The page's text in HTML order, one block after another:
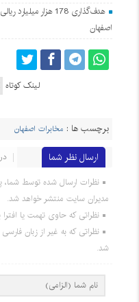
هدف‌گذاری 178 هزار
اصفهان
لینک کوتاه
برچسب ها : مخابرات اصفهان
ارسال نظر شما
نظرات ارسال شده توسط شما،
مدیران سایت منتشر خواهد شد.
نظراتی که حاوی تهمت یا
نظراتی که به غیر از زبان
شد.